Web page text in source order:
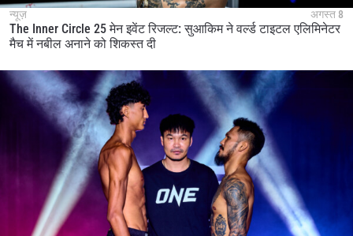
न्यूज़ अगस्त 8
The Inner Circle 25 मेन इवेंट रिजल्ट: सुआकिम ने वर्ल्ड टाइटल एलिमिनेटर
मैच में नबील अनाने को शिकस्त दी